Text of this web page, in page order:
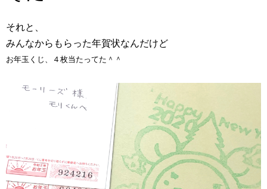
それと、
みんなからもらった年賀状なんだけど
お年玉くじ、４枚当たってた＾＾